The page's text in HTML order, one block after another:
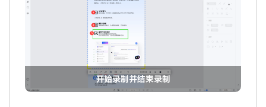
开始录制并结束录制